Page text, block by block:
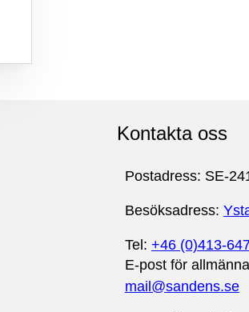
Kontakta oss
Postadress: SE-
Besöksadress:
Tel: +46 (0)413-
E-post för
mail@sandens.se